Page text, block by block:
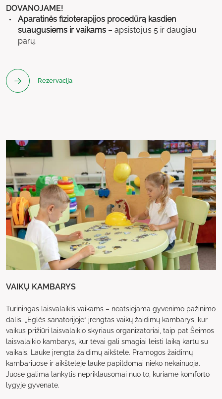
DOVANOJAME!
Aparatinės fizioterapijos procedūrą kasdien
suaugusiems ir vaikams – apsistojus 5 ir daugiau
parų.
Rezervacija
VAIKŲ KAMBARYS
Turiningas laisvalaikis vaikams – neatsiejama gyvenimo pažinimo
dalis. „Eglės sanatorijoje“ įrengtas vaikų žaidimų kambarys, kur
vaikus prižiūri laisvalaikio skyriaus organizatoriai, taip pat Šeimos
laisvalaikio kambarys, kur tėvai gali smagiai leisti laiką kartu su
vaikais. Lauke įrengta žaidimų aikštelė. Pramogos žaidimų
kambariuose ir aikštelėje lauke papildomai nieko nekainuoja.
Juose galima lankytis nepriklausomai nuo to, kuriame komforto
lygyje gyvenate.